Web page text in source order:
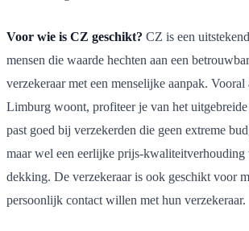
Voor wie is CZ geschikt? CZ is een
mensen die waarde hechten aan een
verzekeraar met een menselijke aanpak.
Limburg woont, profiteer je van het
past goed bij verzekerden die geen extreme
maar wel een eerlijke prijs-kwaliteitverhouding
dekking. De verzekeraar is ook geschikt voor
persoonlijk contact willen met hun verzekeraar.